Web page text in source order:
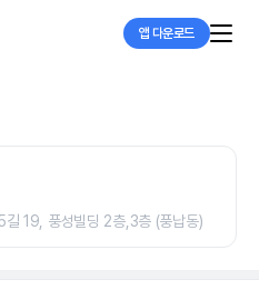
앱 다운로드
19, 풍성빌딩 2층,3층 (풍납동)